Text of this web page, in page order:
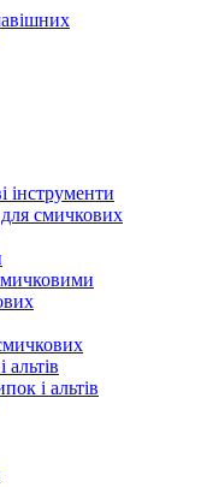
інструменти
смичкових
і альтів